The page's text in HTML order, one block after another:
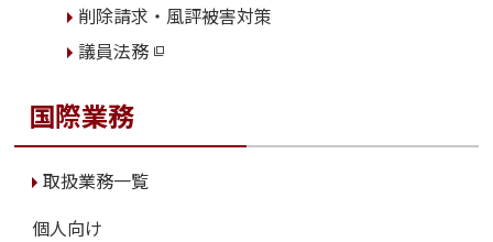
削除請求・風評被害対策
議員法務
国際業務
取扱業務一覧
個人向け